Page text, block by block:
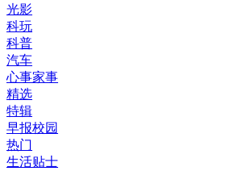
光影
科玩
科普
汽车
心事家事
精选
特辑
早报校园
热门
生活贴士